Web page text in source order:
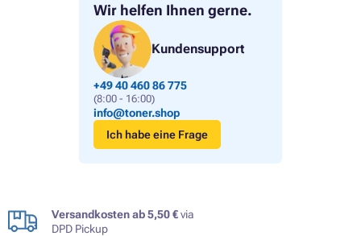
Wir helfen Ihnen gerne.
Kundensupport
+49 40 460 86 775
(8:00 - 16:00)
info@toner.shop
Ich habe eine Frage
Versandkosten ab 5,50 €via
DPD Pickup